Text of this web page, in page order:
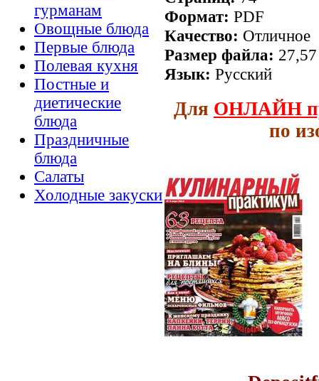
гурманам
Овощные блюда
Первые блюда
Полевая кухня
Постные и
диетические
блюда
Праздничные
блюда
Салаты
Холодные закуски
Формат: PDF
Качество: Отличное
Размер файла:
Язык: Русский
Для ОНЛАЙН
по